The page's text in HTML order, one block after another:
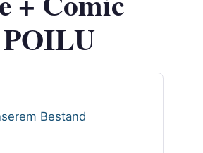
Bestand